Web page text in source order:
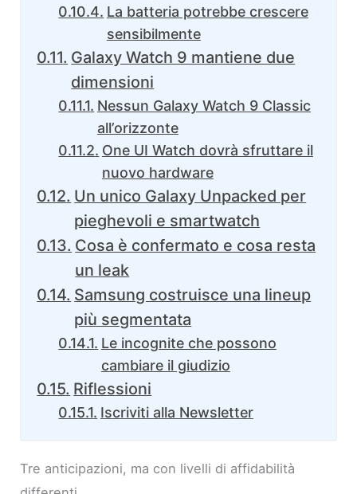
La batteria potrebbe crescere
sensibilmente
Galaxy Watch 9 mantiene due
dimensioni
Nessun Galaxy Watch 9 Classic
all’orizzonte
One UI Watch dovrà sfruttare il
nuovo hardware
Un unico Galaxy Unpacked per
pieghevoli e smartwatch
Cosa è confermato e cosa resta
un leak
Samsung costruisce una lineup
più segmentata
Le incognite che possono
cambiare il giudizio
Riflessioni
Iscriviti alla Newsletter
Tre anticipazioni, ma con livelli di affidabilità